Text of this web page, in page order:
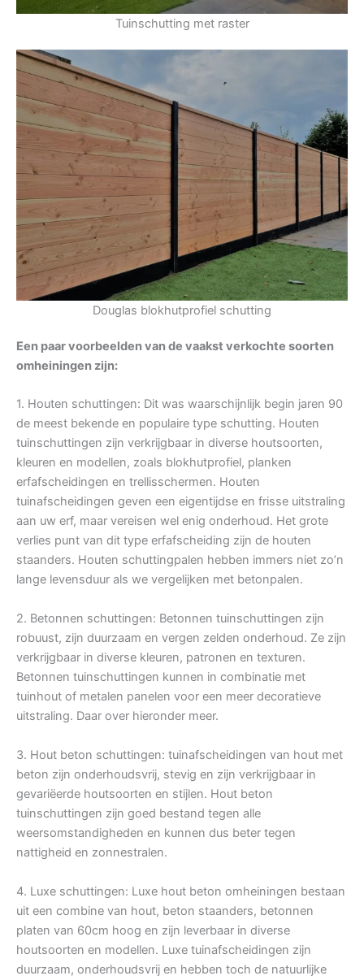
Tuinschutting met raster
Douglas blokhutprofiel schutting
Een paar voorbeelden van de vaakst verkochte soorten
omheiningen zijn:
1. Houten schuttingen: Dit was waarschijnlijk begin jaren 90
de meest bekende en populaire type schutting. Houten
tuinschuttingen zijn verkrijgbaar in diverse houtsoorten,
kleuren en modellen, zoals blokhutprofiel, planken
erfafscheidingen en trellisschermen. Houten
tuinafscheidingen geven een eigentijdse en frisse uitstraling
aan uw erf, maar vereisen wel enig onderhoud. Het grote
verlies punt van dit type erfafscheiding zijn de houten
staanders. Houten schuttingpalen hebben immers niet zo’n
lange levensduur als we vergelijken met betonpalen.
2. Betonnen schuttingen: Betonnen tuinschuttingen zijn
robuust, zijn duurzaam en vergen zelden onderhoud. Ze zijn
verkrijgbaar in diverse kleuren, patronen en texturen.
Betonnen tuinschuttingen kunnen in combinatie met
tuinhout of metalen panelen voor een meer decoratieve
uitstraling. Daar over hieronder meer.
3. Hout beton schuttingen: tuinafscheidingen van hout met
beton zijn onderhoudsvrij, stevig en zijn verkrijgbaar in
gevariëerde houtsoorten en stijlen. Hout beton
tuinschuttingen zijn goed bestand tegen alle
weersomstandigheden en kunnen dus beter tegen
nattigheid en zonnestralen.
4. Luxe schuttingen: Luxe hout beton omheiningen bestaan
uit een combine van hout, beton staanders, betonnen
platen van 60cm hoog en zijn leverbaar in diverse
houtsoorten en modellen. Luxe tuinafscheidingen zijn
duurzaam, onderhoudsvrij en hebben toch de natuurlijke